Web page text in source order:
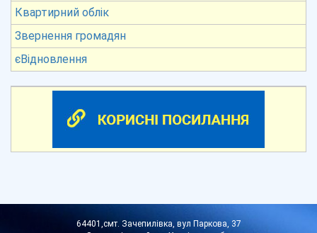
Квартирний облік
Звернення громадян
єВідновлення
64401,смт. Зачепилівка, вул Паркова, 37